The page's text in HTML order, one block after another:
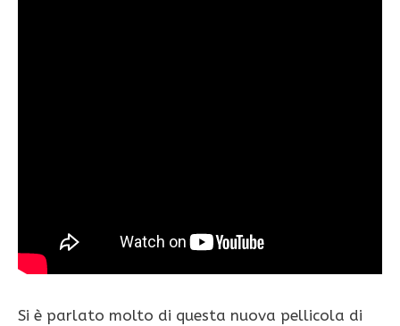
Si è parlato molto di questa nuova pellicola di